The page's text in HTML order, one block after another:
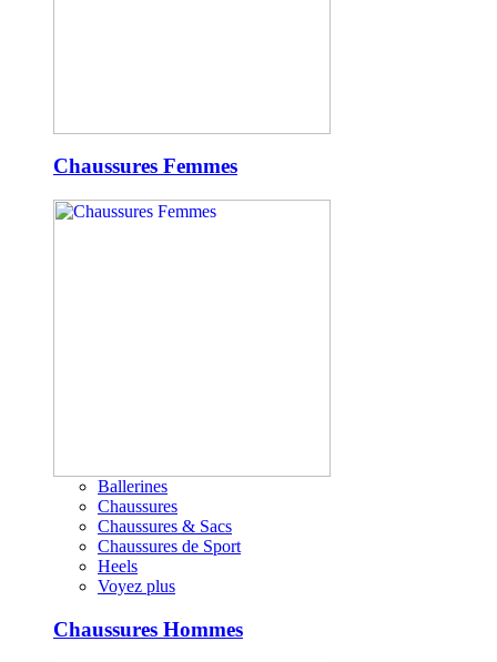
Chaussures Femmes
Ballerines
Chaussures
Chaussures & Sacs
Chaussures de Sport
Heels
Voyez plus
Chaussures Hommes